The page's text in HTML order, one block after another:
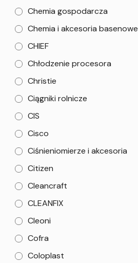
Chemia gospodarcza
Chemia i akcesoria basenowe
CHIEF
Chłodzenie procesora
Christie
Ciągniki rolnicze
CIS
Cisco
Ciśnieniomierze i akcesoria
Citizen
Cleancraft
CLEANFIX
Cleoni
Cofra
Coloplast